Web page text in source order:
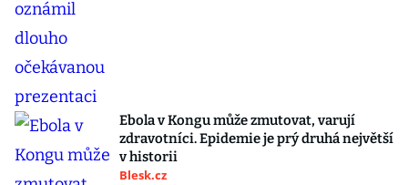
Ebola v Kongu může zmutovat, varují
zdravotníci. Epidemie je prý druhá největší
v historii
Blesk.cz